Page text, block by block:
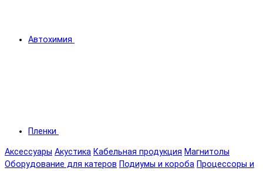
Автохимия
Пленки
Аксессуары Акустика Кабельная продукция Магнитолы
Оборудование для катеров Подиумы и короба Процессоры и